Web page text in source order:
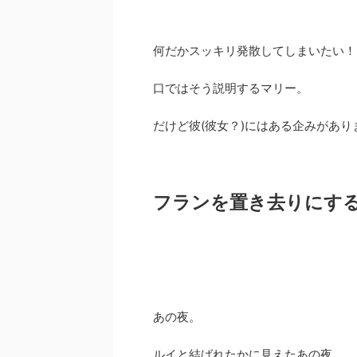
何だかスッキリ発散してしまいたい！
口ではそう説明するマリー。
だけど彼(彼女？)にはある企みがあり
フランを置き去りにす
あの夜。